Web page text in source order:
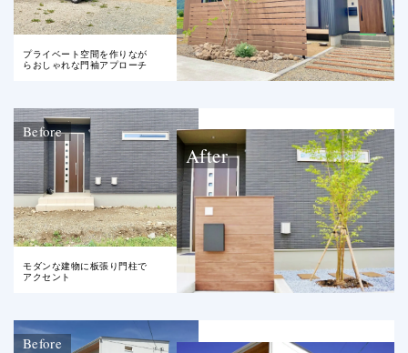
プライベート空間を作りなが
らおしゃれな門袖アプローチ
Before
After
モダンな建物に板張り門柱で
アクセント
Before